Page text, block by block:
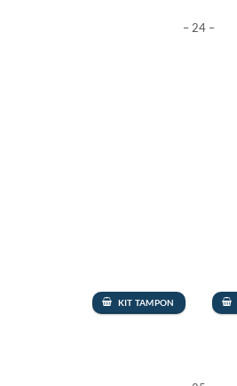
– 24 –
KIT TAMPON